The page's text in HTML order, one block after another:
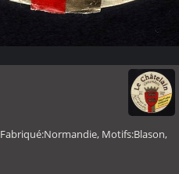
Fabriqué:Normandie, Motifs:Blason,